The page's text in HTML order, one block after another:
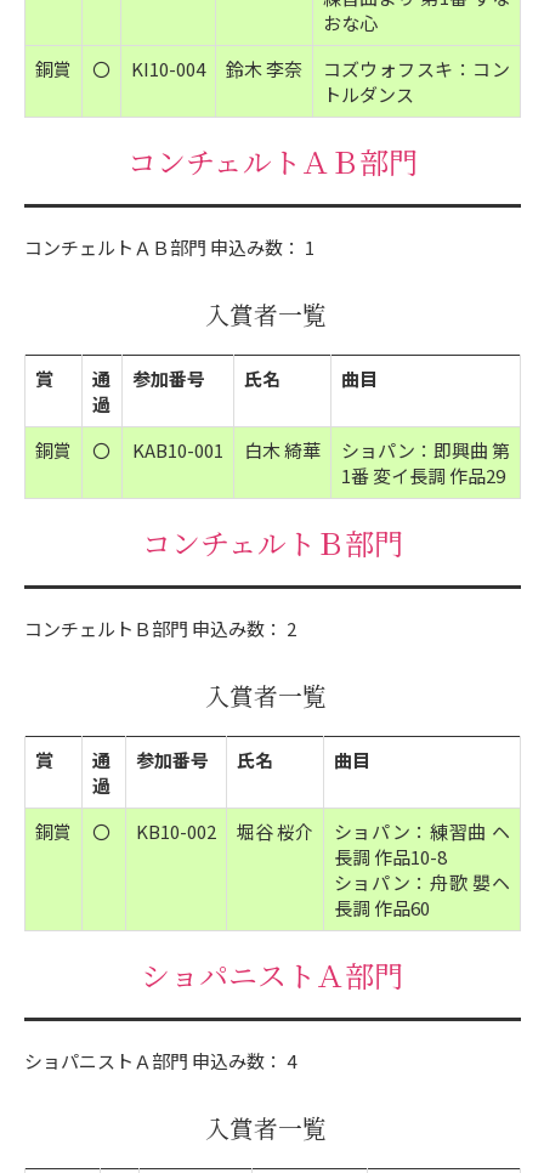
おな心
銅賞
〇 KI10-004 鈴木 李奈
コズウォフスキ：コン
トルダンス
コンチェルトＡＢ部門
コンチェルトＡＢ部門 申込み数： 1
入賞者一覧
賞
通
過
参加番号 氏名 曲目
銅賞 〇 KAB10-001 白木 綺華
ショパン：即興曲 第
1番 変イ長調 作品29
コンチェルトＢ部門
コンチェルトＢ部門 申込み数： 2
入賞者一覧
賞
通
過
参加番号 氏名 曲目
銅賞 〇 KB10-002 堀谷 桜介
ショパン：練習曲 ヘ
長調 作品10-8
ショパン：舟歌 嬰ヘ
長調 作品60
ショパニストＡ部門
ショパニストＡ部門 申込み数： 4
入賞者一覧